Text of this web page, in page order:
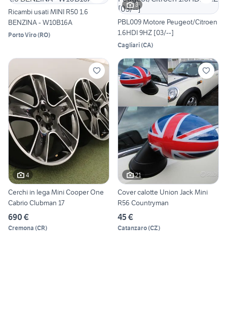
Ricambi usati MINI R50 1.6
BENZINA - W10B16A
Porto Viro(RO)
3
PBL009 Motore Peugeot/Citroen
1.6HDI 9HZ [03/--]
Cagliari(CA)
4
Cerchi in lega Mini Cooper One
Cabrio Clubman 17
690 €
Cremona (CR)
21
Cover calotte Union Jack Mini
R56 Countryman
45 €
Catanzaro(CZ)